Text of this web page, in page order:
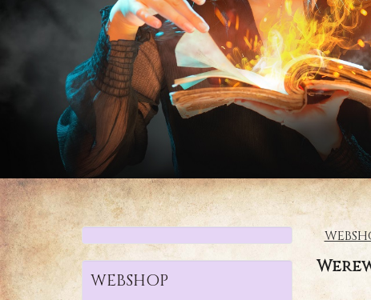
WEBSHOP